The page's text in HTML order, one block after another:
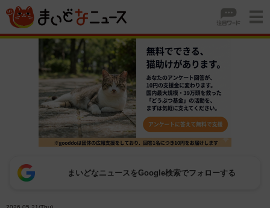
まいどなニュースをGoogle検索でフォローする